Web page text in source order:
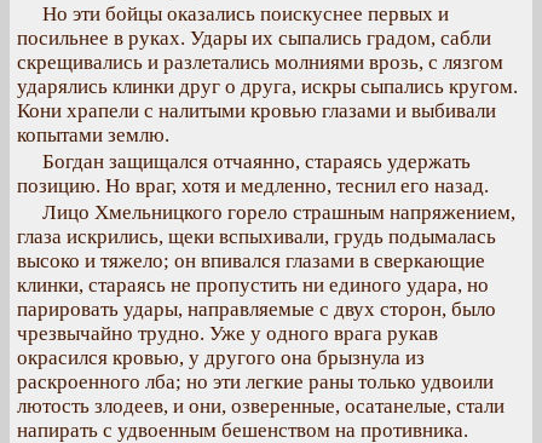
Но эти бойцы оказались поискуснее первых и
посильнее в руках. Удары их сыпались градом, сабли
скрещивались и разлетались молниями врозь, с лязгом
ударялись клинки друг о друга, искры сыпались кругом.
Кони храпели с налитыми кровью глазами и выбивали
копытами землю.
Богдан защищался отчаянно, стараясь удержать
позицию. Но враг, хотя и медленно, теснил его назад.
Лицо Хмельницкого горело страшным напряжением,
глаза искрились, щеки вспыхивали, грудь подымалась
высоко и тяжело; он впивался глазами в сверкающие
клинки, стараясь не пропустить ни единого удара, но
парировать удары, направляемые с двух сторон, было
чрезвычайно трудно. Уже у одного врага рукав
окрасился кровью, у другого она брызнула из
раскроенного лба; но эти легкие раны только удвоили
лютость злодеев, и они, озверенные, осатанелые, стали
напирать с удвоенным бешенством на противника.